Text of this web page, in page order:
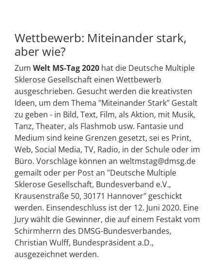
Wettbewerb: Miteinander stark,
aber wie?
Zum Welt MS-Tag 2020 hat die Deutsche Multiple
Sklerose Gesellschaft einen Wettbewerb
ausgeschrieben. Gesucht werden die kreativsten
Ideen, um dem Thema "Miteinander Stark" Gestalt
zu geben - in Bild, Text, Film, als Aktion, mit Musik,
Tanz, Theater, als Flashmob usw. Fantasie und
Medium sind keine Grenzen gesetzt, sei es Print,
Web, Social Media, TV, Radio, in der Schule oder im
Büro. Vorschläge können an weltmstag@dmsg.de
gemailt oder per Post an "Deutsche Multiple
Sklerose Gesellschaft, Bundesverband e.V.,
Krausenstraße 50, 30171 Hannover" geschickt
werden. Einsendeschluss ist der 12. Juni 2020. Eine
Jury wählt die Gewinner, die auf einem Festakt vom
Schirmherrn des DMSG-Bundesverbandes,
Christian Wulff, Bundespräsident a.D.,
ausgezeichnet werden.